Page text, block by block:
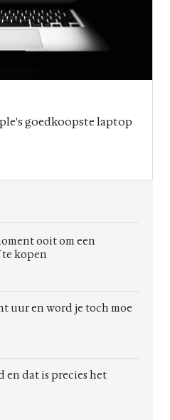
goedkoopste laptop
ooit om een
te kopen
uur en word je toch moe
en dat is precies het